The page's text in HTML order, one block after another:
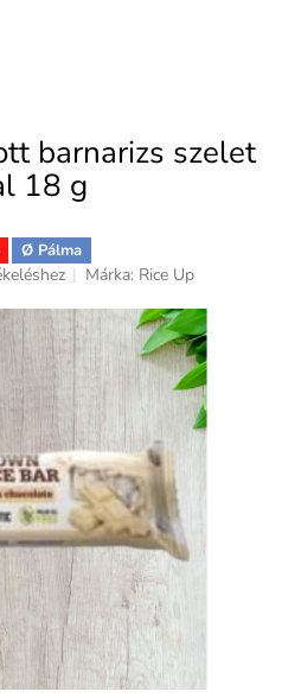
barnarizs szelet
18 g
Ø Pálma
Márka: Rice Up